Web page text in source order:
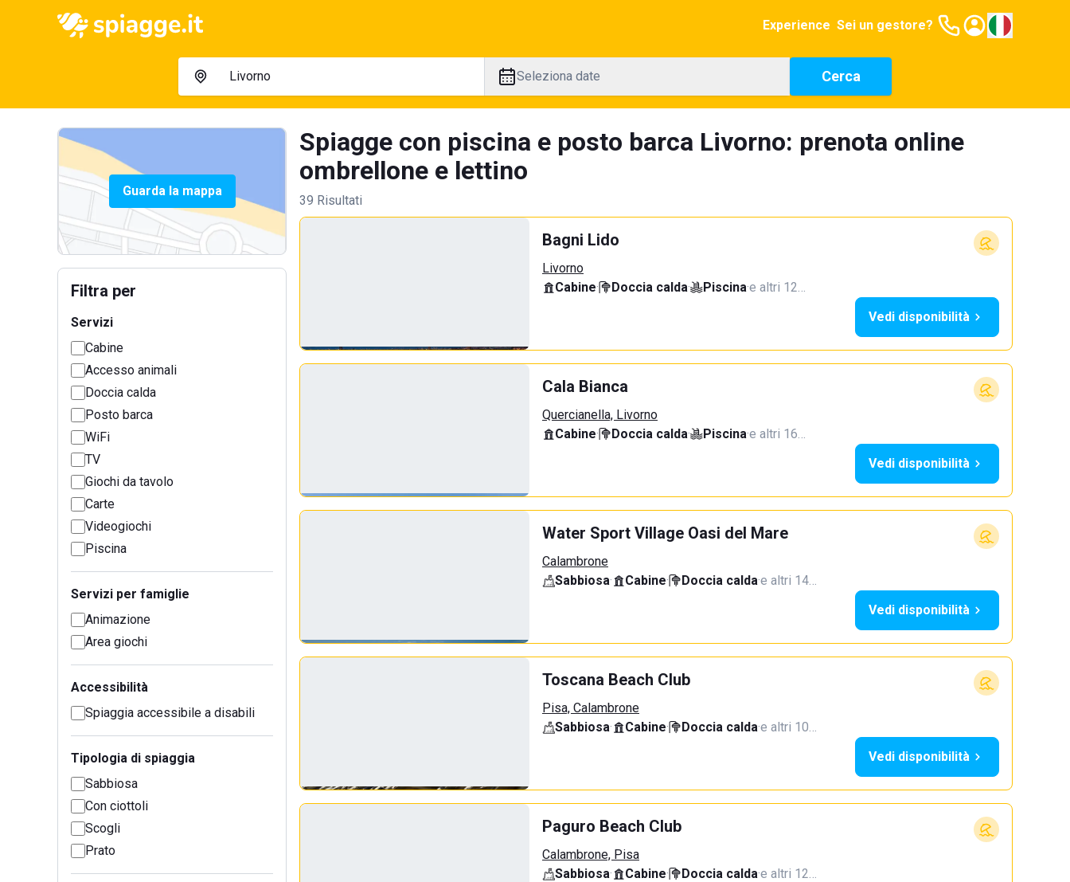
Experience Sei un gestore?
Seleziona date Cerca
Guarda la mappa
Filtra per
Servizi
Cabine
Accesso animali
Doccia calda
Posto barca
WiFi
TV
Giochi da tavolo
Carte
Videogiochi
Piscina
Servizi per famiglie
Animazione
Area giochi
Accessibilità
Spiaggia accessibile a disabili
Tipologia di spiaggia
Sabbiosa
Con ciottoli
Scogli
Prato
Spiagge con piscina e posto barca Livorno: prenota online
ombrellone e lettino
39 Risultati
Bagni Lido
Livorno
Cabine· Doccia calda· Piscina·e altri 12…
Vedi disponibilità
Cala Bianca
Quercianella, Livorno
Cabine· Doccia calda· Piscina·e altri 16…
Vedi disponibilità
Water Sport Village Oasi del Mare
Calambrone
Sabbiosa· Cabine· Doccia calda·e altri 14…
Vedi disponibilità
Toscana Beach Club
Pisa, Calambrone
Sabbiosa· Cabine· Doccia calda·e altri 10…
Vedi disponibilità
Paguro Beach Club
Calambrone, Pisa
Sabbiosa· Cabine· Doccia calda·e altri 12…